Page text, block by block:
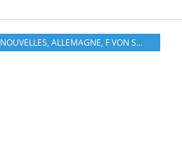
NOUVELLES, ALLEMAGNE, F VON SCHIRACH